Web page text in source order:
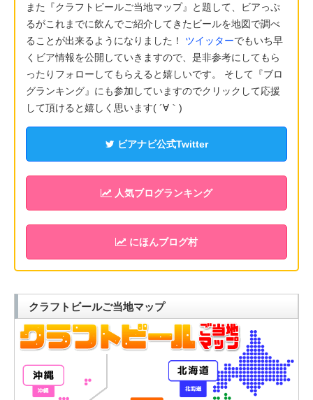
また『クラフトビールご当地マップ』と題して、ビアっぷ
るがこれまでに飲んでご紹介してきたビールを地図で調べ
ることが出来るようになりました！ ツイッターでもいち早
くビア情報を公開していきますので、是非参考にしてもら
ったりフォローしてもらえると嬉しいです。 そして『ブロ
グランキング』にも参加していますのでクリックして応援
して頂けると嬉しく思います( ´∀｀)
ビアナビ公式Twitter
人気ブログランキング
にほんブログ村
クラフトビールご当地マップ